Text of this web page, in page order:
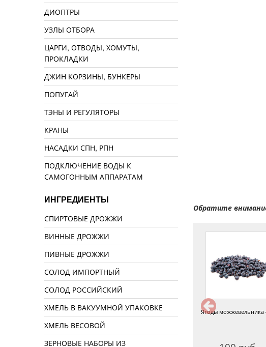
Обратите
Цедра апельсина
Перегородка грецкого ореха, 50
Ягоды можжевельника
ДИОПТРЫ
УЗЛЫ ОТБОРА
ЦАРГИ, ОТВОДЫ, ХОМУТЫ,
ПРОКЛАДКИ
ДЖИН КОРЗИНЫ, БУНКЕРЫ
ПОПУГАЙ
ТЭНЫ И РЕГУЛЯТОРЫ
КРАНЫ
НАСАДКИ СПН, РПН
ПОДКЛЮЧЕНИЕ ВОДЫ К
САМОГОННЫМ АППАРАТАМ
ИНГРЕДИЕНТЫ
СПИРТОВЫЕ ДРОЖЖИ
ВИННЫЕ ДРОЖЖИ
ПИВНЫЕ ДРОЖЖИ
СОЛОД ИМПОРТНЫЙ
СОЛОД РОССИЙСКИЙ
ХМЕЛЬ В ВАКУУМНОЙ УПАКОВКЕ
ХМЕЛЬ ВЕСОВОЙ
ЗЕРНОВЫЕ НАБОРЫ ИЗ